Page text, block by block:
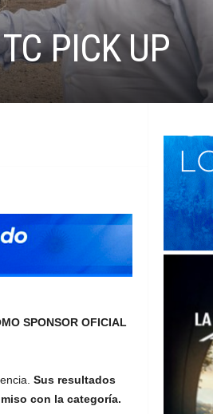
PICK UP
SPONSOR OFICIAL
Sus resultados
con la categoría.